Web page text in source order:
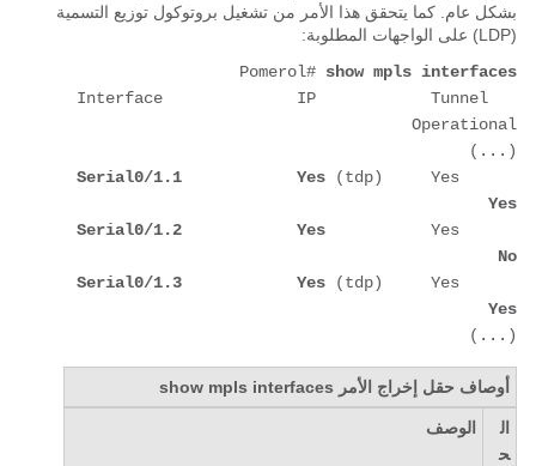
بشكل عام. كما يتحقق هذا الأمر من تشغيل بروتوكول توزيع التسمية
(LDP) على الواجهات المطلوبة:
Pomerol# show mpls interfaces
Interface              IP            Tunnel
(...)
Serial0/1.1            Yes
Yes
Serial0/1.2            Yes
No
Serial0/1.3            Yes
Yes
(...)
أوصاف حقل إخراج الأمر show mpls interfaces
ال
ح
الوصف